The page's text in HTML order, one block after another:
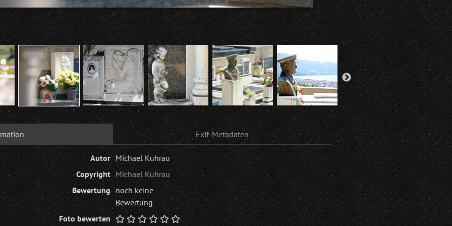
Exif-Metadaten
Autor Michael Kuhrau
Copyright Michael Kuhrau
Bewertung noch keine
Bewertung
Foto bewerten